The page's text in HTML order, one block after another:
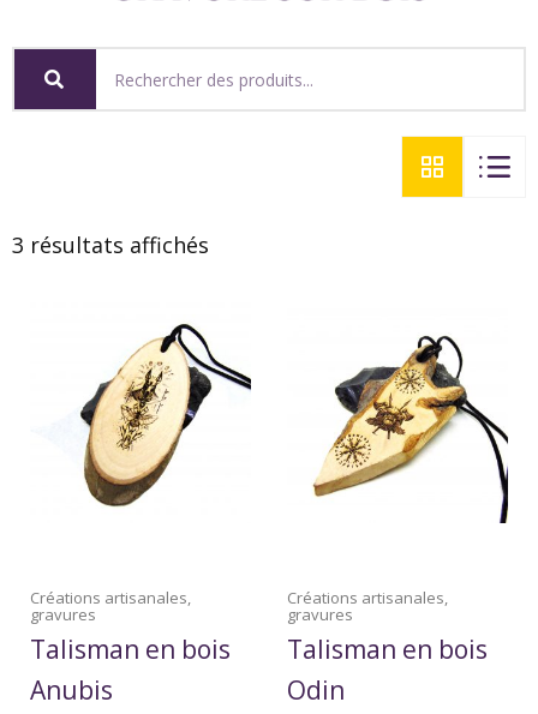
3 résultats affichés
Créations artisanales,
gravures
Talisman en bois
Anubis
Créations artisanales,
gravures
Talisman en bois
Odin